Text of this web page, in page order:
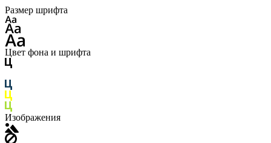
Размер шрифта
Цвет фона и шрифта
Изображения